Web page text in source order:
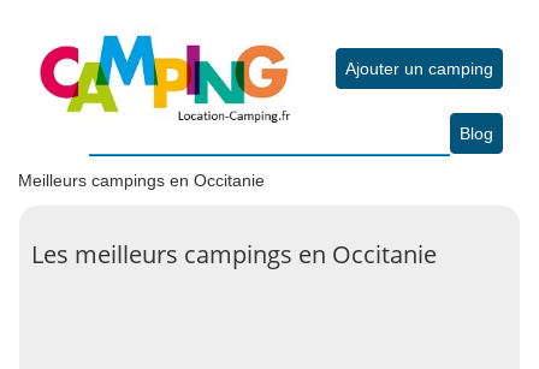
Ajouter un camping
Blog
Meilleurs campings en Occitanie
Les meilleurs campings en Occitanie